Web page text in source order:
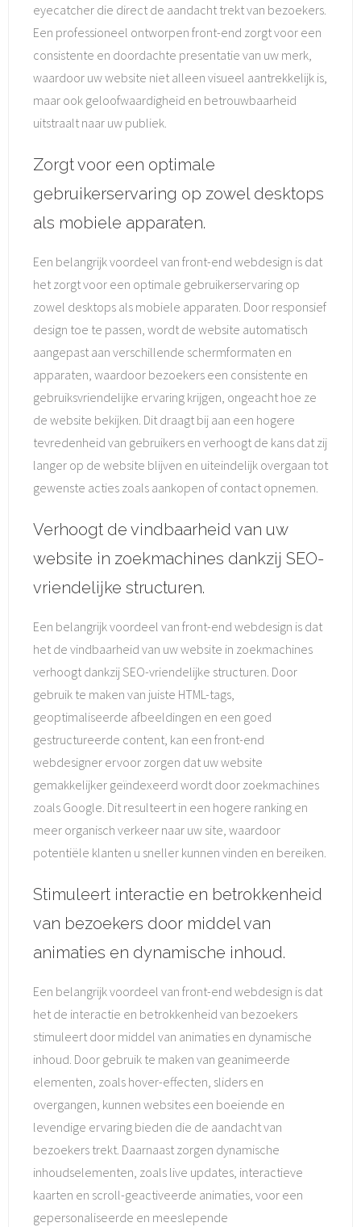
eyecatcher die direct de aandacht trekt van bezoekers.
Een professioneel ontworpen front-end zorgt voor een
consistente en doordachte presentatie van uw merk,
waardoor uw website niet alleen visueel aantrekkelijk is,
maar ook geloofwaardigheid en betrouwbaarheid
uitstraalt naar uw publiek.
Zorgt voor een optimale
gebruikerservaring op zowel desktops
als mobiele apparaten.
Een belangrijk voordeel van front-end webdesign is dat
het zorgt voor een optimale gebruikerservaring op
zowel desktops als mobiele apparaten. Door responsief
design toe te passen, wordt de website automatisch
aangepast aan verschillende schermformaten en
apparaten, waardoor bezoekers een consistente en
gebruiksvriendelijke ervaring krijgen, ongeacht hoe ze
de website bekijken. Dit draagt bij aan een hogere
tevredenheid van gebruikers en verhoogt de kans dat zij
langer op de website blijven en uiteindelijk overgaan tot
gewenste acties zoals aankopen of contact opnemen.
Verhoogt de vindbaarheid van uw
website in zoekmachines dankzij SEO-
vriendelijke structuren.
Een belangrijk voordeel van front-end webdesign is dat
het de vindbaarheid van uw website in zoekmachines
verhoogt dankzij SEO-vriendelijke structuren. Door
gebruik te maken van juiste HTML-tags,
geoptimaliseerde afbeeldingen en een goed
gestructureerde content, kan een front-end
webdesigner ervoor zorgen dat uw website
gemakkelijker geïndexeerd wordt door zoekmachines
zoals Google. Dit resulteert in een hogere ranking en
meer organisch verkeer naar uw site, waardoor
potentiële klanten u sneller kunnen vinden en bereiken.
Stimuleert interactie en betrokkenheid
van bezoekers door middel van
animaties en dynamische inhoud.
Een belangrijk voordeel van front-end webdesign is dat
het de interactie en betrokkenheid van bezoekers
stimuleert door middel van animaties en dynamische
inhoud. Door gebruik te maken van geanimeerde
elementen, zoals hover-effecten, sliders en
overgangen, kunnen websites een boeiende en
levendige ervaring bieden die de aandacht van
bezoekers trekt. Daarnaast zorgen dynamische
inhoudselementen, zoals live updates, interactieve
kaarten en scroll-geactiveerde animaties, voor een
gepersonaliseerde en meeslepende